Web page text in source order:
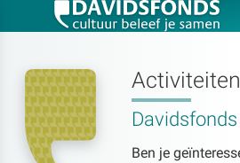
Activiteiten
Davidsfonds
Ben je
Zoek: